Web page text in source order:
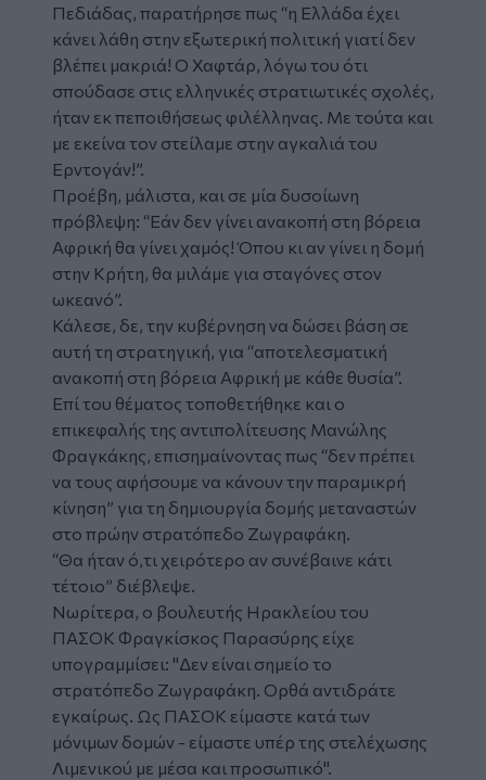
Πεδιάδας, παρατήρησε πως “η Ελλάδα έχει
κάνει λάθη στην εξωτερική πολιτική γιατί δεν
βλέπει μακριά! Ο Χαφτάρ, λόγω του ότι
σπούδασε στις ελληνικές στρατιωτικές σχολές,
ήταν εκ πεποιθήσεως φιλέλληνας. Με τούτα και
με εκείνα τον στείλαμε στην αγκαλιά του
Ερντογάν!”.
Προέβη, μάλιστα, και σε μία δυσοίωνη
πρόβλεψη: “Εάν δεν γίνει ανακοπή στη βόρεια
Αφρική θα γίνει χαμός! Όπου κι αν γίνει η δομή
στην Κρήτη, θα μιλάμε για σταγόνες στον
ωκεανό”.
Κάλεσε, δε, την κυβέρνηση να δώσει βάση σε
αυτή τη στρατηγική, για “αποτελεσματική
ανακοπή στη βόρεια Αφρική με κάθε θυσία”.
Επί του θέματος τοποθετήθηκε και ο
επικεφαλής της αντιπολίτευσης Μανώλης
Φραγκάκης, επισημαίνοντας πως “δεν πρέπει
να τους αφήσουμε να κάνουν την παραμικρή
κίνηση” για τη δημιουργία δομής μεταναστών
στο πρώην στρατόπεδο Ζωγραφάκη.
“Θα ήταν ό,τι χειρότερο αν συνέβαινε κάτι
τέτοιο” διέβλεψε.
Νωρίτερα, ο βουλευτής Ηρακλείου του
ΠΑΣΟΚ Φραγκίσκος Παρασύρης είχε
υπογραμμίσει: "Δεν είναι σημείο το
στρατόπεδο Ζωγραφάκη. Ορθά αντιδράτε
εγκαίρως. Ως ΠΑΣΟΚ είμαστε κατά των
μόνιμων δομών - είμαστε υπέρ της στελέχωσης
Λιμενικού με μέσα και προσωπικό".